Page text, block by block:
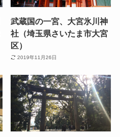
武蔵国の一宮、大宮氷川神
社（埼玉県さいたま市大宮
区）
2019年11月26日